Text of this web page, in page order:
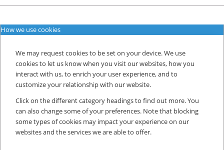
How we use cookies
We may request cookies to be set on your device. We use
cookies to let us know when you visit our websites, how you
interact with us, to enrich your user experience, and to
customize your relationship with our website.
Click on the different category headings to find out more. You
can also change some of your preferences. Note that blocking
some types of cookies may impact your experience on our
websites and the services we are able to offer.